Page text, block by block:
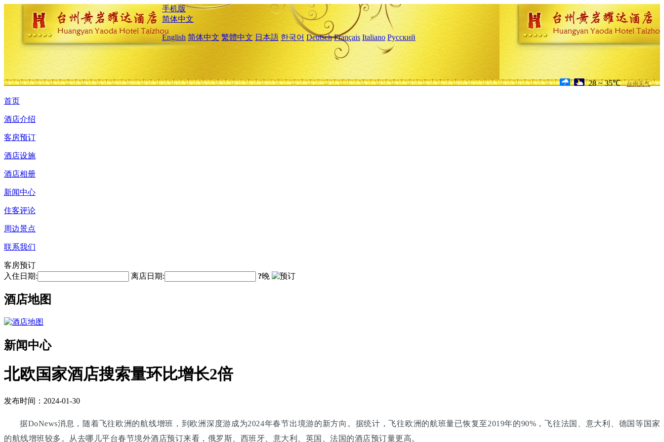
手机版
简体中文
English 简体中文 繁體中文 日本語 한국어 Deutsch Français Italiano Русский
28 ~ 35℃ 台州天气
首页
酒店介绍
客房预订
酒店设施
酒店相册
新闻中心
住客评论
周边景点
联系我们
客房预订
入住日期:
离店日期: ?晚
酒店地图
新闻中心
北欧国家酒店搜索量环比增长2倍
发布时间：2024-01-30
据DoNews消息，随着飞往欧洲的航线增班，到欧洲深度游成为2024年春节出境游的新方向。据统计，飞往欧洲的航班量已恢复至2019年的90%，飞往法国、意大利、德国等国家
的航线增班较多。从去哪儿平台春节境外酒店预订来看，俄罗斯、西班牙、意大利、英国、法国的酒店预订量更高。